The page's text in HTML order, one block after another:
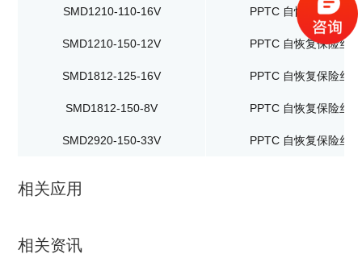
SMD1210-110-16V PPTC 自恢复保险丝
SMD1210-150-12V PPTC 自恢复保险丝
SMD1812-125-16V PPTC 自恢复保险丝
SMD1812-150-8V PPTC 自恢复保险丝
SMD2920-150-33V PPTC 自恢复保险丝
相关应用
相关资讯